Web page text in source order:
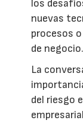
los
nuevas
procesos
de negocio.
La
del riesgo